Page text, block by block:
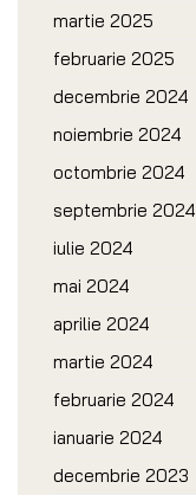
martie 2025
februarie 2025
decembrie 2024
noiembrie 2024
octombrie 2024
septembrie 2024
iulie 2024
mai 2024
aprilie 2024
martie 2024
februarie 2024
ianuarie 2024
decembrie 2023